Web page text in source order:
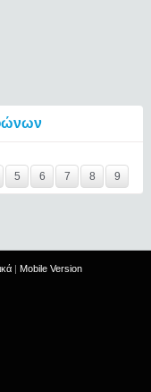
5 6 7 8 9
| Mobile Version